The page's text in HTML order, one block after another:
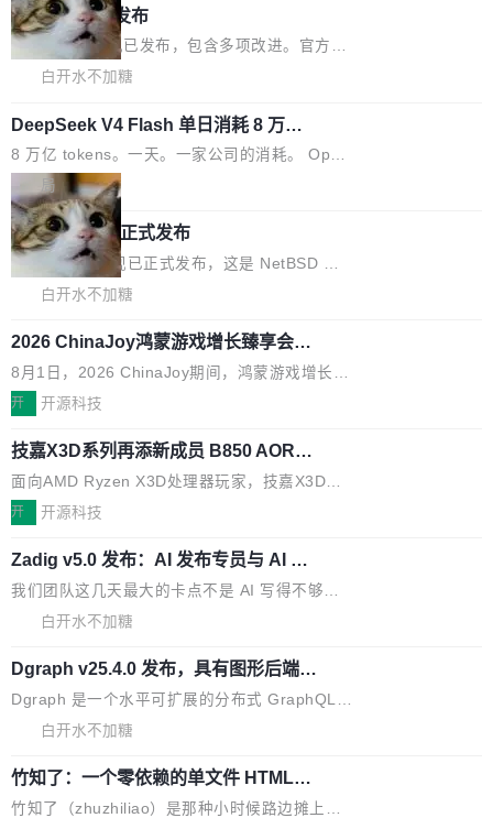
生成与复杂版式组织； 更稳定的图...
untu 用户在用，那用 snap 打包就没什么可纠结
的。 从 deb 到 snap 的迁移路径 hwctl 是 rust-
hwlib 硬件 API 库的一部分，命令行工具负责查
创始人的角色「太累了」。几天后，The Inform
ation 就曝出她将重回 OpenAI，负责递归自我
改进方向的研究。她是 Thinking Machines 过
OpenAI CTO Mira Murati 创立的公司，连创始
团队都留不住。 但 Thinking Machines 不是唯
一在人才争夺战中失血的公司。六月，Google
连失两员大将：Noam Shazeer 去了 Op...
FFmpeg 9.0 发布
FFmpeg 9.0 现已发布，包含多项改进。官方更
新日志列出的 9.0 版本主要更新内容如下： 扩
MP4 muxer 中支持 LCEVC 音轨复用 Playdate
视频编码器和多路复用器 添加 v360_vulkan filt
er HE-AAC 960 解码 (DAB+) transpose_cuda
filter 添加 AMF Frame Rate Converter (vf_frc
_amf) filter SMPTE 2094-50 元数据支持和直
通 ProRes RAW VideoToolbox 硬件加速器 AP
白开水不加糖
DeepSeek V4 Flash 单日消耗 8 万亿 t
okens 登顶热搜
8 万亿 tokens。一天。一家公司的消耗。 Open
Code 在 X 上发帖：「DeepSeek Flash did 8T
tokens on August 1st. 5T of free usage + 3T
on OpenCode Go.」79.8 万次浏览，连带着 #
DeepSeek一天消耗了8万亿# 上了微博热搜——
注意这是 OpenCode 一家的消耗。 OpenCode
月。用户交了 10 美元，就能用 DeepSeek Flas
h 随便写代码，按网友说法：「怎么使劲用也用
不完。」5T 来自免费额度，3T 来自 Go...
局
NetBSD 11.0 正式发布
NetBSD 11.0 现已正式发布，这是 NetBSD 操
作系统的第十八个主要版本。 自 NetBSD 10.1
架构的支持。NetBSD 11.0 是首个支持 64 位 R
ISC-V 平台的稳定版本，涵盖一系列基于 StarFi
ve JH71XX 的设备，例如 VisionFive 2、PINE
-2024 和 C23 编程接口标准的兼容性。 compat
_linux(8) 增强了对 Linux 系统调用的支持，包
括 epoll（围绕 kqueue 实现）、POSIX 消息队
列、...
白开水不加糖
2026 ChinaJoy鸿蒙游戏增长臻享会举
办，鲸鸿动能系统呈现游戏行业解决方
案
8月1日，2026 ChinaJoy期间，鸿蒙游戏增长臻
享会在上海举办。鸿蒙生态的全场景智慧营销平
发者及生态伙伴，系统呈现了平台在游戏领域的
完整能力版图——从IAP高价值用户的全周期经
营、到IAA游戏的“买变一体”正循环、再到联运与
的出海增长布局。 华为终端云业务商业化销售负
责人在开场致辞中表示，游戏开发者的核心诉求
已不再是“多一个投放渠道”，而是一套能够持续
6的终端设备已突破7000万台，注册开发者数量
已突破 1100 万。随着鸿蒙生态汇聚越来越多的
开 开源科技
技嘉X3D系列再添新成员 B850 AORU
S ELITE X3D主板强化性能体验
面向AMD Ryzen X3D处理器玩家，技嘉X3D系
列主板阵容迎来新成员——B850 AORUS ELITE
产品，B850 AORUS ELITE X3D延续技嘉在X3
D平台优化上的技术积累，旨在为游戏玩家带来
更稳定、更高效的装机选择。 B850 AORUS ELI
zen 9000/8000/7000系列处理器，并针对X3D
处理器特性进行平台级优化。其搭载X3D鸡血模
能表现。 在核心规格方面，B850 AO...
开 开源科技
Zadig v5.0 发布：AI 发布专员与 AI 审
查专员上线
我们团队这几天最大的卡点不是 AI 写得不够
好，是 AI 写得太好了。 好到审查排期从两天的
窗口推了又推。好到合进 main 分支的代码，我
们自己都没看完。 这事不是个例。GitLab 调研
过 1528 名开发者，85% 说 AI 把瓶颈从写代码
码、把关发版这两道关，还得靠人肉扛。 V5.0
想让 AI 一起盯。
白开水不加糖
Dgraph v25.4.0 发布，具有图形后端的
原生 GraphQL 数据库
Dgraph 是一个水平可扩展的分布式 GraphQL
数据库，有一个图形后端。作为一个原生的 Gra
方式，以优化查询性能和吞吐量，减少集群中的
磁盘寻道和网络调用。 Dgraph v25.4.0 现已发
白开水不加糖
竹知了：一个零依赖的单文件 HTML，
把儿时竹蝉玩具搬进浏览器
竹知了（zhuzhiliao）是那种小时候路边摊上几